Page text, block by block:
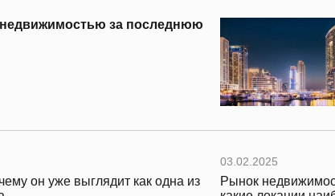
за последнюю
он уже выглядит как одна из
03.02.2025
Рынок